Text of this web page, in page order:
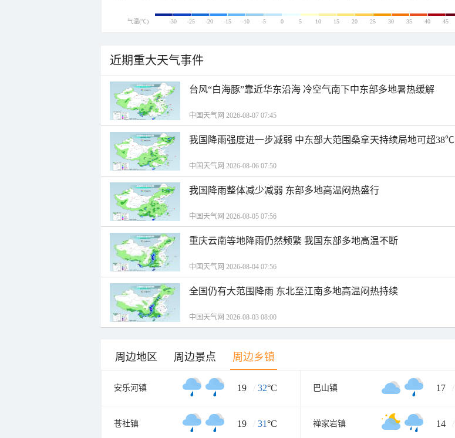
气温(℃) -30 -25 -20 -15 -10 -5 0 5 10 15 20 25 30 35 40 45
近期重大天气事件
台风“白海豚”靠近华东沿海 冷空气南下中东部多地暑热缓解
中国天气网 2026-08-07 07:45
我国降雨强度进一步减弱 中东部大范围桑拿天持续局地可超38℃
中国天气网 2026-08-06 07:50
我国降雨整体减少减弱 东部多地高温闷热盛行
中国天气网 2026-08-05 07:56
重庆云南等地降雨仍然频繁 我国东部多地高温不断
中国天气网 2026-08-04 07:56
全国仍有大范围降雨 东北至江南多地高温闷热持续
中国天气网 2026-08-03 08:00
周边地区 周边景点 周边乡镇
安乐河镇 19 / 32°C 巴山镇 17 /
苍社镇 19 / 31°C 禅家岩镇 14 /